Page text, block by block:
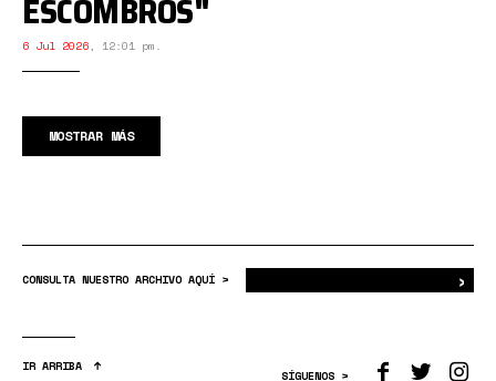
ESCOMBROS"
6 Jul 2026, 12:01 pm.
MOSTRAR MÁS
CONSULTA NUESTRO ARCHIVO AQUÍ > ›
IR ARRIBA
SÍGUENOS >